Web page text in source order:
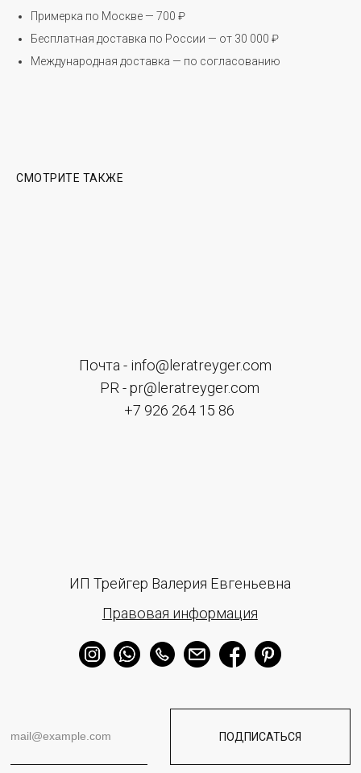
Примерка по Москве — 700 ₽
Бесплатная доставка по России — от 30 000 ₽
Международная доставка — по согласованию
СМОТРИТЕ ТАКЖЕ
Почта - info@leratreyger.com
новостях Нажимая на кнопку, вы даете согласие на обработку
отношении обработки персональных